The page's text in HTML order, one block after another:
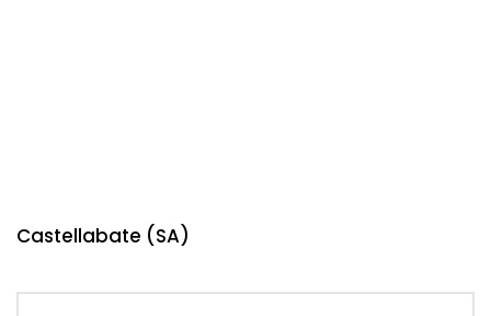
Castellabate (SA)